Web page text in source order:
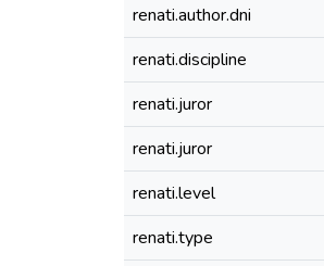
renati.author.dni
renati.discipline
renati.juror
renati.juror
renati.level
renati.type